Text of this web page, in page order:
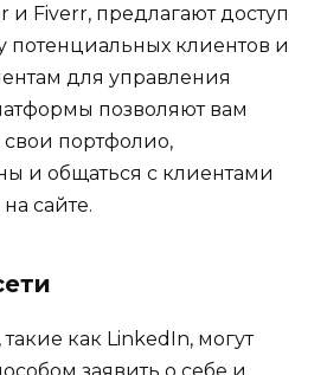
и Fiverr, предлагают доступ
потенциальных клиентов и
для управления
позволяют вам
портфолио,
и общаться с клиентами
сайте.
как LinkedIn, могут